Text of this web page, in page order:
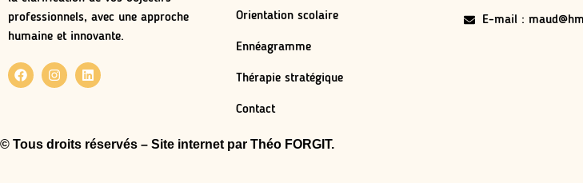
professionnels, avec une approche
humaine et innovante.
Orientation scolaire
Ennéagramme
Thérapie stratégique
Contact
E-mail :
© Tous droits réservés – Site internet par Théo FORGIT.